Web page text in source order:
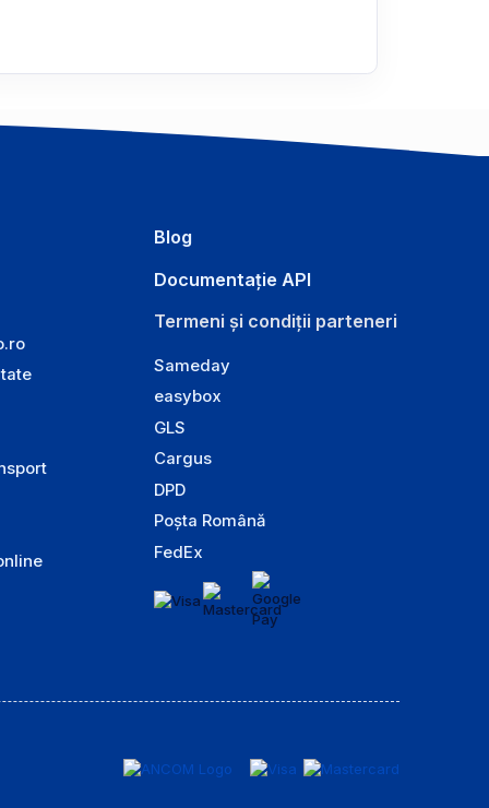
Blog
Documentație API
Termeni și condiții parteneri
Sameday
easybox
GLS
Cargus
DPD
Poșta Română
FedEx